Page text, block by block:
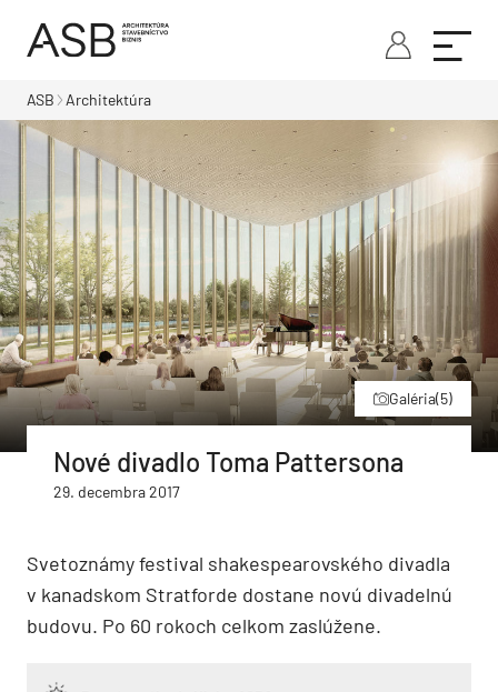
ASB Architektúra
Galéria(5)
Nové divadlo Toma Pattersona
29. decembra 2017
Svetoznámy festival shakespearovského divadla
v kanadskom Stratforde dostane novú divadelnú
budovu. Po 60 rokoch celkom zaslúžene.